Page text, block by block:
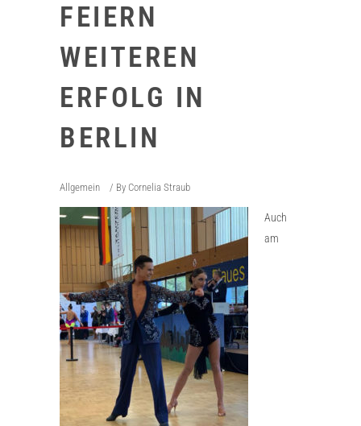
FEIERN
WEITEREN
ERFOLG IN
BERLIN
Allgemein By Cornelia Straub
Auch
am